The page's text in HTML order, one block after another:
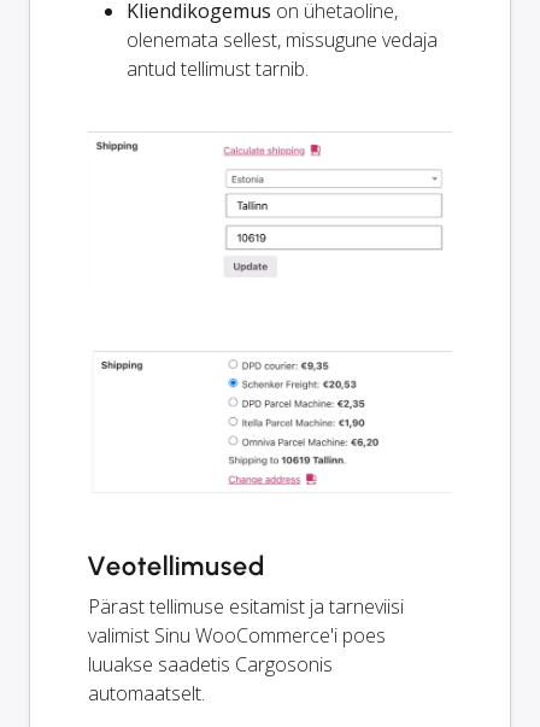
Kliendikogemus on ühetaoline,
olenemata sellest, missugune vedaja
antud tellimust tarnib.
Veotellimused
Pärast tellimuse esitamist ja tarneviisi
valimist Sinu WooCommerce'i poes
luuakse saadetis Cargosonis
automaatselt.